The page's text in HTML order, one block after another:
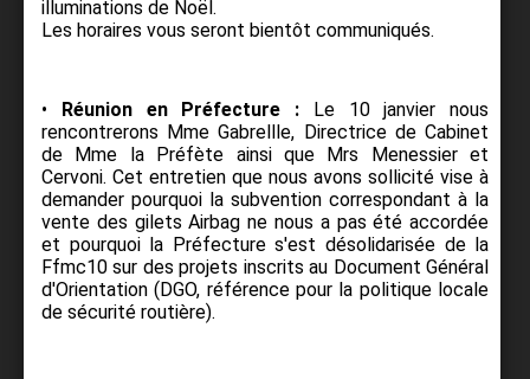
illuminations de Noël.
Les horaires vous seront bientôt communiqués.
• Réunion en Préfecture : Le 10 janvier nous
rencontrerons Mme Gabrellle, Directrice de Cabinet
de Mme la Préfète ainsi que Mrs Menessier et
Cervoni. Cet entretien que nous avons sollicité vise à
demander pourquoi la subvention correspondant à la
vente des gilets Airbag ne nous a pas été accordée
et pourquoi la Préfecture s'est désolidarisée de la
Ffmc10 sur des projets inscrits au Document Général
d'Orientation (DGO, référence pour la politique locale
de sécurité routière).